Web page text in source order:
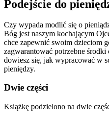
Podejście do
Czy wypada modlić się o
Bóg jest naszym kochającym
chce zapewnić swoim dzieciom
zagwarantować potrzebne
dowiesz się, jak wypracować w
pieniędzy.
Dwie części
Książkę podzielono na dwie